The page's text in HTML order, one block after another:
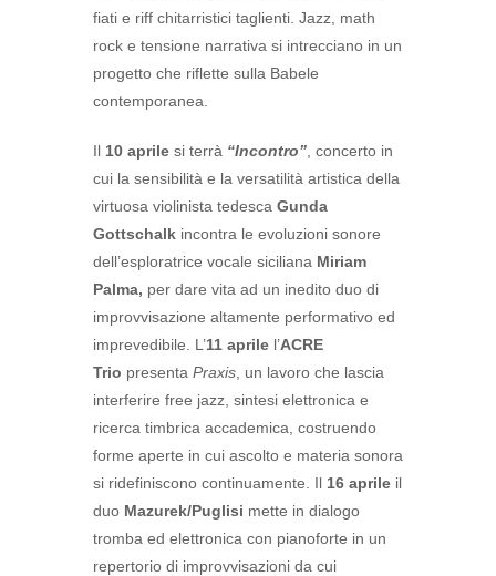
fiati e riff chitarristici taglienti. Jazz, math
rock e tensione narrativa si intrecciano in un
progetto che riflette sulla Babele
contemporanea.
Il 10 aprile si terrà “Incontro” , concerto in
cui la sensibilità e la versatilità artistica della
virtuosa violinista tedesca Gunda
Gottschalk incontra le evoluzioni sonore
dell’esploratrice vocale siciliana Miriam
Palma, per dare vita ad un inedito duo di
improvvisazione altamente performativo ed
imprevedibile. L’11 aprile l’ACRE
Trio presenta Praxis , un lavoro che lascia
interferire free jazz, sintesi elettronica e
ricerca timbrica accademica, costruendo
forme aperte in cui ascolto e materia sonora
si ridefiniscono continuamente. Il 16 aprile il
duo Mazurek/Puglisi mette in dialogo
tromba ed elettronica con pianoforte in un
repertorio di improvvisazioni da cui